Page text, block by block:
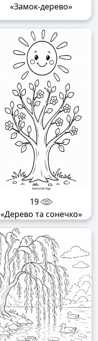
«Замок-дерево»
19
«Дерево та сонечко»